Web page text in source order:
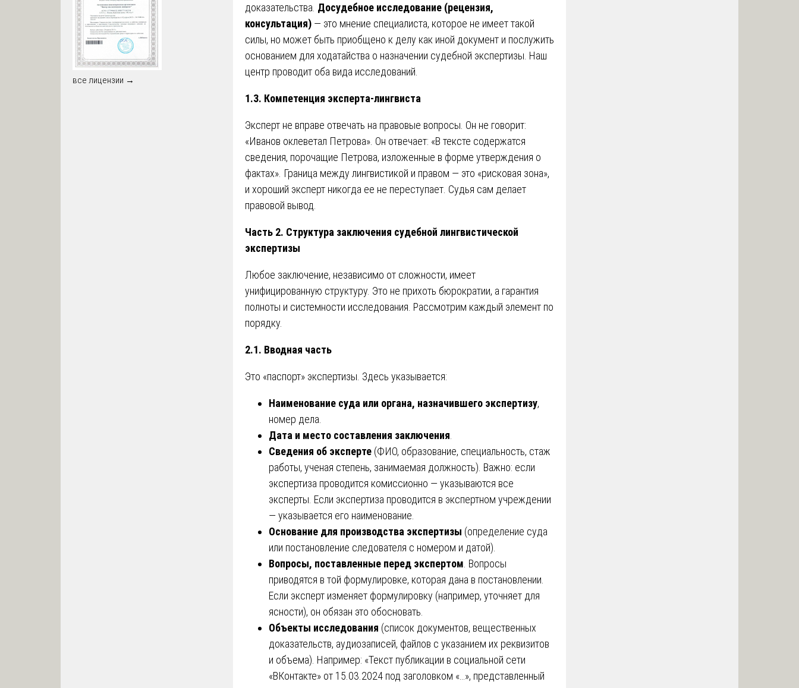
доказательства. Досудебное исследование (рецензия,
консультация) — это мнение специалиста, которое не имеет такой
силы, но может быть приобщено к делу как иной документ и послужить
основанием для ходатайства о назначении судебной экспертизы. Наш
центр проводит оба вида исследований.
1.3. Компетенция эксперта-лингвиста
Эксперт не вправе отвечать на правовые вопросы. Он не говорит:
«Иванов оклеветал Петрова». Он отвечает: «В тексте содержатся
сведения, порочащие Петрова, изложенные в форме утверждения о
фактах». Граница между лингвистикой и правом — это «рисковая зона»,
и хороший эксперт никогда ее не переступает. Судья сам делает
правовой вывод.
Часть 2. Структура заключения судебной лингвистической
экспертизы
Любое заключение, независимо от сложности, имеет
унифицированную структуру. Это не прихоть бюрократии, а гарантия
полноты и системности исследования. Рассмотрим каждый элемент по
порядку.
2.1. Вводная часть
Это «паспорт» экспертизы. Здесь указывается:
Наименование суда или органа, назначившего экспертизу,
номер дела.
Дата и место составления заключения
Сведения об эксперте (ФИО, образование, специальность, стаж
работы, ученая степень, занимаемая должность). Важно: если
экспертиза проводится комиссионно — указываются все
эксперты. Если экспертиза проводится в экспертном учреждении
— указывается его наименование.
Основание для производства экспертизы (определение суда
или постановление следователя с номером и датой).
Вопросы, поставленные перед экспертом . Вопросы
приводятся в той формулировке, которая дана в постановлении.
Если эксперт изменяет формулировку (например, уточняет для
ясности), он обязан это обосновать.
Объекты исследования (список документов, вещественных
доказательств, аудиозаписей, файлов с указанием их реквизитов
и объема). Например: «Текст публикации в социальной сети
«ВКонтакте» от 15.03.2024 под заголовком «…», представленный
все лицензии →